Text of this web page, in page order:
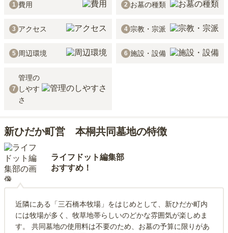
1 費用 2 お墓の種類
3 アクセス 4 宗教・宗派
5 周辺環境 6 施設・設備
7
管理の
しやす
さ
新ひだか町営 本桐共同墓地の特徴
ライフドット編集部
おすすめ！
近隣にある「三石橋本牧場」をはじめとして、新ひだか町内
には牧場が多く、牧草地帯らしいのどかな雰囲気が楽しめま
す。 共同墓地の使用料は不要のため、お墓の予算に限りがあ